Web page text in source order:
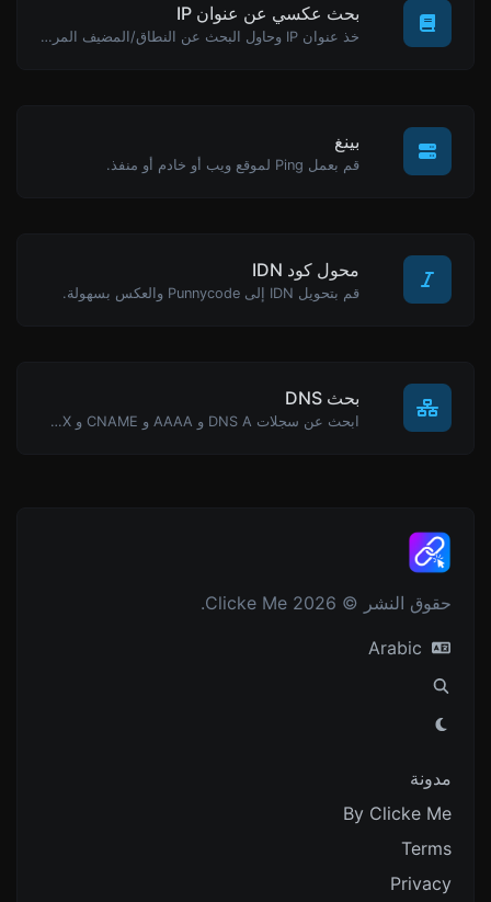
بحث عكسي عن عنوان IP
خذ عنوان IP وحاول البحث عن النطاق/المضيف المرتبط به.
بينغ
قم بعمل Ping لموقع ويب أو خادم أو منفذ.
محول كود IDN
قم بتحويل IDN إلى Punnycode والعكس بسهولة.
بحث DNS
ابحث عن سجلات DNS A و AAAA و CNAME و MX و NS و TXT و SOA لمضيف.
حقوق النشر © 2026 Clicke Me.
مدونة
By Clicke Me
Terms
Privacy